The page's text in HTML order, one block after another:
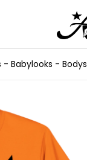
Babylooks - Bodys